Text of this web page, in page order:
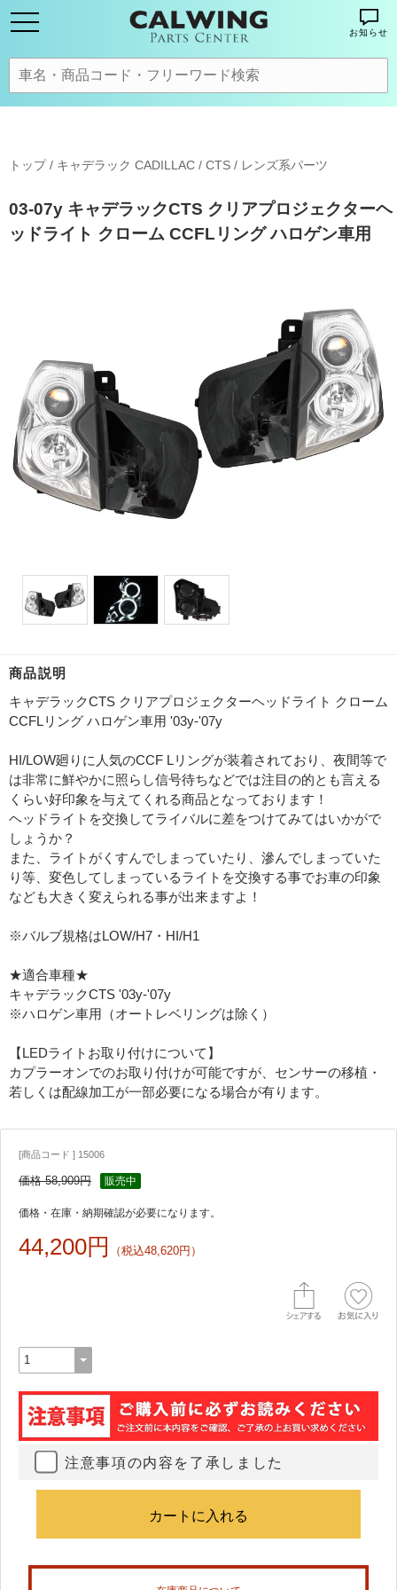
お知らせ
トップ/ キャデラック CADILLAC / CTS / レンズ系パーツ
03-07y キャデラックCTS クリアプロジェクターヘ
ッドライト クローム CCFLリング ハロゲン車用
商品説明
キャデラックCTS クリアプロジェクターヘッドライト クローム
CCFLリング ハロゲン車用 '03y-'07y
HI/LOW廻りに人気のCCF Lリングが装着されており、夜間等で
は非常に鮮やかに照らし信号待ちなどでは注目の的とも言える
くらい好印象を与えてくれる商品となっております！
ヘッドライトを交換してライバルに差をつけてみてはいかがで
しょうか？
また、ライトがくすんでしまっていたり、滲んでしまっていた
り等、変色してしまっているライトを交換する事でお車の印象
なども大きく変えられる事が出来ますよ！
※バルブ規格はLOW/H7・HI/H1
★適合車種★
キャデラックCTS '03y-'07y
※ハロゲン車用（オートレベリングは除く）
【LEDライトお取り付けについて】
カプラーオンでのお取り付けが可能ですが、センサーの移植・
若しくは配線加工が一部必要になる場合が有ります。
[商品コード ] 15006
価格 58,909円 販売中
価格・在庫・納期確認が必要になります。
44,200円 （税込48,620円）
注意事項の内容を了承しました